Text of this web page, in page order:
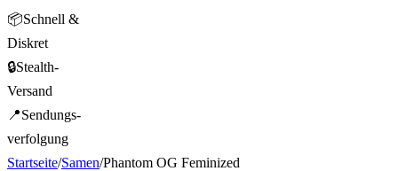
📦Schnell &
Diskret
🔒Stealth-
Versand
📍Sendungs-
verfolgung
Startseite/Samen/Phantom OG Feminized